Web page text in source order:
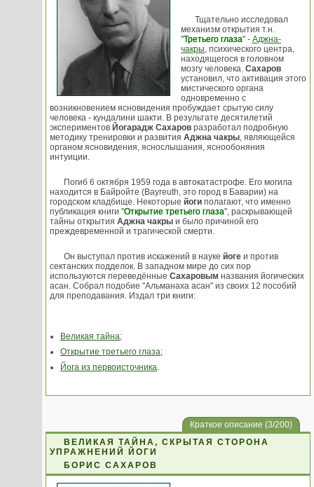
Тщательно исследовал
механизм открытия т.н.
"Третьего глаза" - Аджна-
чакры, психического центра,
находящегося в головном
мозгу человека. Сахаров
установил, что активация этого
мистического органа
одновременно с
возникновением ясновидения пробуждает срытую силу
человека - кундалини шакти. В результате десятилетий
экспериментов Йогарадж Сахаров разработал подробную
методику тренировки и развития Аджна чакры, являющейся
органом ясновидения, яснослышания, яснообоняния
интуиции.
Погиб 6 октября 1959 года в автокатастрофе. Его могила
находится в Байройте (Bayreuth, это город в Баварии) на
городском кладбище. Некоторые йоги полагают, что именно
публикация книги "Открытие третьего глаза", раскрывающей
тайны открытия Аджна чакры и было причиной его
преждевременной и трагической смерти.
Он выступал против искажений в науке йоге и против
сектанских подделок. В западном мире до сих пор
используются переведённые Сахаровым названия йогических
асан. Собрал подобие "Альманаха асан" из своих 12 пособий
для преподавания. Издал три книги:
Великая тайна;
Открытие третьего глаза;
Йога из первоисточника.
Краткое описание (3/200)
ВЕЛИКАЯ ТАЙНА, СКРЫТАЯ СТОРОНА
УПРАЖНЕНИЙ ЙОГИ
БОРИС САХАРОВ